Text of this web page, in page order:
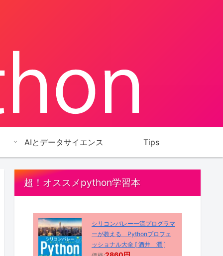
AIとデータサイエンス Tips
超！オススメpython学習本
シリコンバレー一流プログラマ
ーが教える Pythonプロフェ
ッショナル大全 [ 酒井 潤 ]